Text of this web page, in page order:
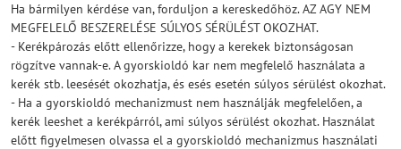
Ha bármilyen kérdése van, forduljon a kereskedőhöz. AZ AGY NEM
MEGFELELŐ BESZERELÉSE SÚLYOS SÉRÜLÉST OKOZHAT.
- Kerékpározás előtt ellenőrizze, hogy a kerekek biztonságosan
rögzítve vannak-e. A gyorskioldó kar nem megfelelő használata a
kerék stb. leesését okozhatja, és esés esetén súlyos sérülést okozhat.
- Ha a gyorskioldó mechanizmust nem használják megfelelően, a
kerék leeshet a kerékpárról, ami súlyos sérülést okozhat. Használat
előtt figyelmesen olvassa el a gyorskioldó mechanizmus használati